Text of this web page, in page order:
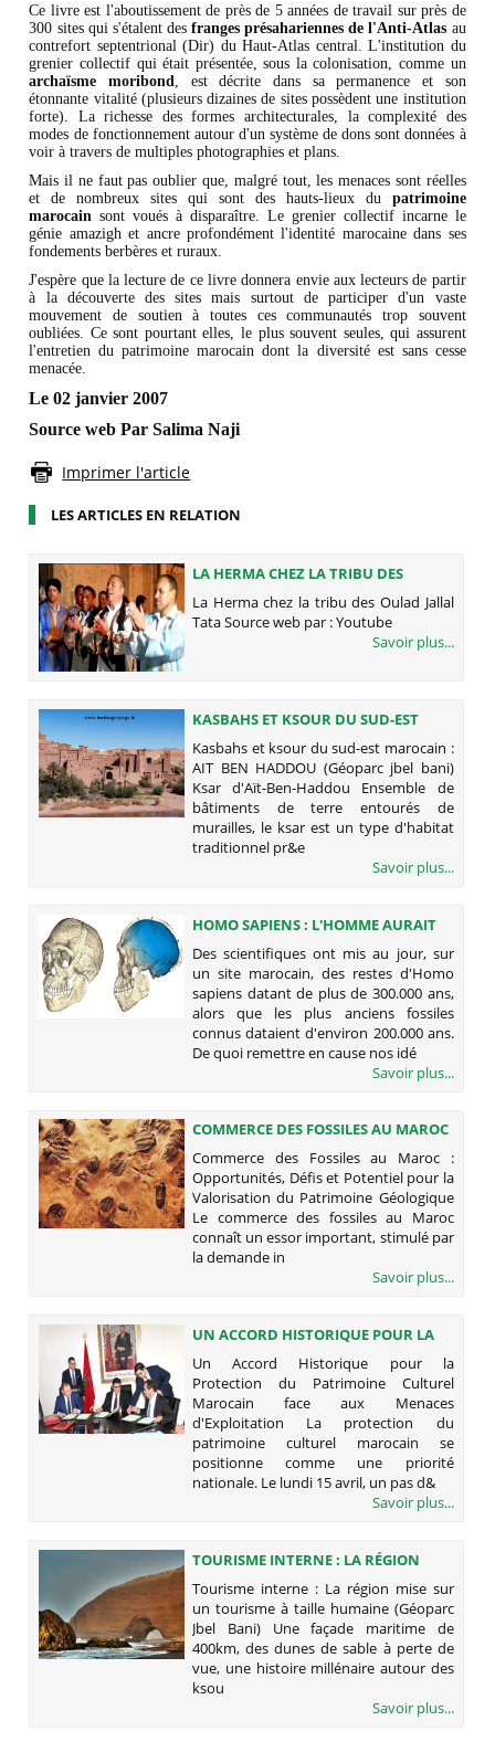
Ce livre est l'aboutissement de près de 5 années de travail sur près de
300 sites qui s'étalent desfranges présahariennes de l'Anti-Atlas au
contrefort septentrional (Dir) du Haut-Atlas central. L'institution du
grenier collectif qui était présentée, sous la colonisation, comme un
archaïsme moribond , est décrite dans sa permanence et son
étonnante vitalité (plusieurs dizaines de sites possèdent une institution
forte). La richesse des formes architecturales, la complexité des
modes de fonctionnement autour d'un système de dons sont données à
voir à travers de multiples photographies et plans.
Mais il ne faut pas oublier que, malgré tout, les menaces sont réelles
et de nombreux sites qui sont des hauts-lieux du patrimoine
marocain sont voués à disparaître. Le grenier collectif incarne le
génie amazigh et ancre profondément l'identité marocaine dans ses
fondements berbères et ruraux.
J'espère que la lecture de ce livre donnera envie aux lecteurs de partir
à la découverte des sites mais surtout de participer d'un vaste
mouvement de soutien à toutes ces communautés trop souvent
oubliées. Ce sont pourtant elles, le plus souvent seules, qui assurent
l'entretien du patrimoine marocain dont la diversité est sans cesse
menacée.
Le 02 janvier 2007
Source web Par Salima Naji
Imprimer l'article
LES ARTICLES EN RELATION
LA HERMA CHEZ LA TRIBU DES
OULAD JALLAL TATA
La Herma chez la tribu des Oulad Jallal
Tata Source web par : Youtube
Savoir plus...
KASBAHS ET KSOUR DU SUD-EST
MAROCAIN : AIT BEN HADDOU
(GÉOPARC JBEL BANI)
Kasbahs et ksour du sud-est marocain :
AIT BEN HADDOU (Géoparc jbel bani)
Ksar d'Aït-Ben-Haddou Ensemble de
bâtiments de terre entourés de
murailles, le ksar est un type d'habitat
traditionnel pr&e
Savoir plus...
HOMO SAPIENS : L'HOMME AURAIT
100.000 ANS DE PLUS QU'ON NE LE
PENSAIT
Des scientifiques ont mis au jour, sur
un site marocain, des restes d'Homo
sapiens datant de plus de 300.000 ans,
alors que les plus anciens fossiles
connus dataient d'environ 200.000 ans.
De quoi remettre en cause nos idé
Savoir plus...
COMMERCE DES FOSSILES AU MAROC
: OPPORTUNITÉS, DÉFIS ET
POTENTIEL POUR LA VALORISATION
DU PATRIMOINE GÉOLOGIQUE
Commerce des Fossiles au Maroc :
Opportunités, Défis et Potentiel pour la
Valorisation du Patrimoine Géologique
Le commerce des fossiles au Maroc
connaît un essor important, stimulé par
la demande in
Savoir plus...
UN ACCORD HISTORIQUE POUR LA
PROTECTION DU PATRIMOINE
CULTUREL MAROCAIN FACE AUX
MENACES D'EXPLOITATION
Un Accord Historique pour la
Protection du Patrimoine Culturel
Marocain face aux Menaces
d'Exploitation La protection du
patrimoine culturel marocain se
positionne comme une priorité
nationale. Le lundi 15 avril, un pas d&
Savoir plus...
TOURISME INTERNE : LA RÉGION
MISE SUR UN TOURISME À TAILLE
HUMAINE (GÉOPARC JBEL BANI)
Tourisme interne : La région mise sur
un tourisme à taille humaine (Géoparc
Jbel Bani) Une façade maritime de
400km, des dunes de sable à perte de
vue, une histoire millénaire autour des
ksou
Savoir plus...